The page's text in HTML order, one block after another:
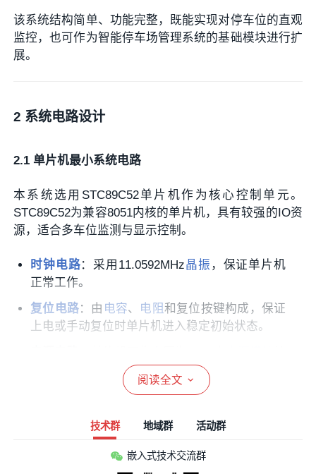
该系统结构简单、功能完整，既能实现对停车位的直观
监控，也可作为智能停车场管理系统的基础模块进行扩
展。
2 系统电路设计
2.1 单片机最小系统电路
本系统选用STC89C52单片机作为核心控制单元。
STC89C52为兼容8051内核的单片机，具有较强的IO资
源，适合多车位监测与显示控制。
时钟电路：采用11.0592MHz晶振 ，保证单片机
正常工作。
复位电路：由 电容、 电阻和复位按键构成，保证
上电或手动复位时单片机进入稳定初始状态。
LED状态灯控制，是整个系统的“大脑”。
2.2 红外对管传感器电路
阅读全文
技术群 地域群 活动群
嵌入式技术交流群